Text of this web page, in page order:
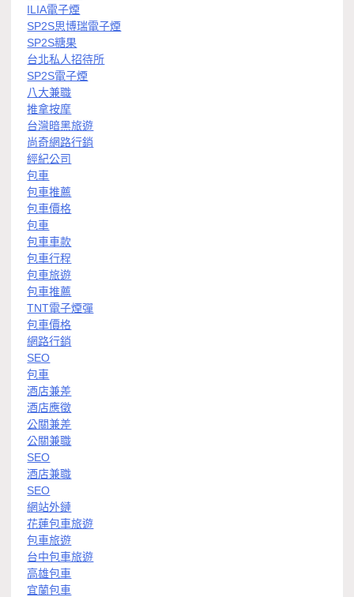
ILIA電子煙
SP2S思博瑞電子煙
SP2S糖果
台北私人招待所
SP2S電子煙
八大兼職
推拿按摩
台灣暗黑旅遊
尚奇網路行銷
經紀公司
包車
包車推薦
包車價格
包車
包車車款
包車行程
包車旅遊
包車推薦
TNT電子煙彈
包車價格
網路行銷
SEO
包車
酒店兼差
酒店應徵
公關兼差
公關兼職
SEO
酒店兼職
SEO
網站外鏈
花蓮包車旅遊
包車旅遊
台中包車旅遊
高雄包車
宜蘭包車